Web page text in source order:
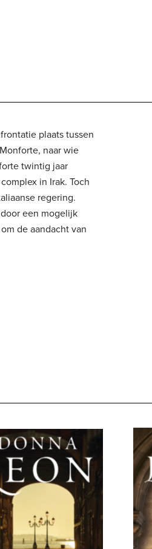
plaats tussen
naar wie
twintig jaar
in Irak. Toch
regering.
een mogelijk
de aandacht van